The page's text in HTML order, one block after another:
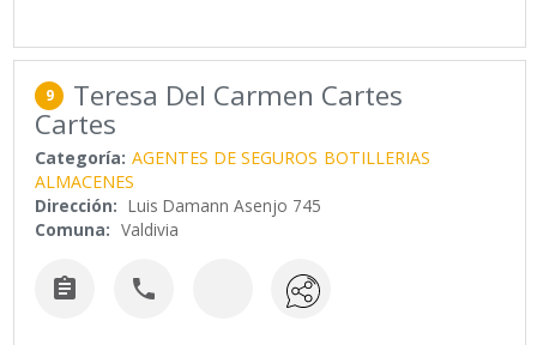
9 Teresa Del Carmen Cartes
Cartes
Categoría: AGENTES DE SEGUROS BOTILLERIAS
ALMACENES
Dirección: Luis Damann Asenjo 745
Comuna: Valdivia
 